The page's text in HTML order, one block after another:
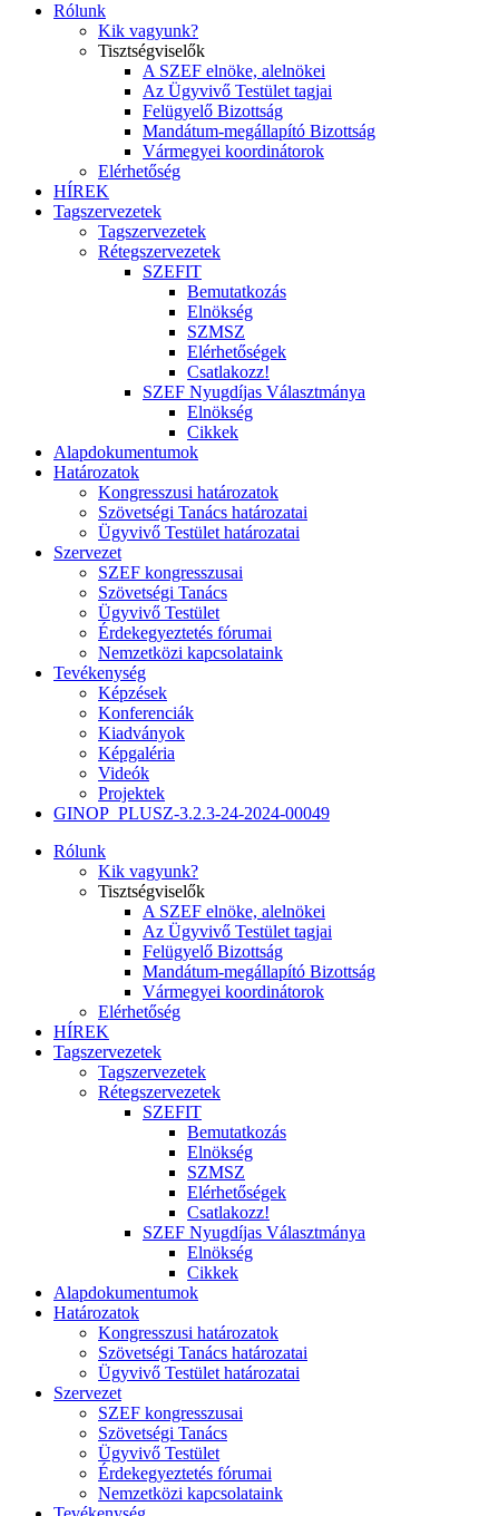
Rólunk
Kik vagyunk?
Tisztségviselők
A SZEF elnöke, alelnökei
Az Ügyvivő Testület tagjai
Felügyelő Bizottság
Mandátum-megállapító Bizottság
Vármegyei koordinátorok
Elérhetőség
HÍREK
Tagszervezetek
Tagszervezetek
Rétegszervezetek
SZEFIT
Bemutatkozás
Elnökség
SZMSZ
Elérhetőségek
Csatlakozz!
SZEF Nyugdíjas Választmánya
Elnökség
Cikkek
Alapdokumentumok
Határozatok
Kongresszusi határozatok
Szövetségi Tanács határozatai
Ügyvivő Testület határozatai
Szervezet
SZEF kongresszusai
Szövetségi Tanács
Ügyvivő Testület
Érdekegyeztetés fórumai
Nemzetközi kapcsolataink
Tevékenység
Képzések
Konferenciák
Kiadványok
Képgaléria
Videók
Projektek
GINOP_PLUSZ-3.2.3-24-2024-00049
Rólunk
Kik vagyunk?
Tisztségviselők
A SZEF elnöke, alelnökei
Az Ügyvivő Testület tagjai
Felügyelő Bizottság
Mandátum-megállapító Bizottság
Vármegyei koordinátorok
Elérhetőség
HÍREK
Tagszervezetek
Tagszervezetek
Rétegszervezetek
SZEFIT
Bemutatkozás
Elnökség
SZMSZ
Elérhetőségek
Csatlakozz!
SZEF Nyugdíjas Választmánya
Elnökség
Cikkek
Alapdokumentumok
Határozatok
Kongresszusi határozatok
Szövetségi Tanács határozatai
Ügyvivő Testület határozatai
Szervezet
SZEF kongresszusai
Szövetségi Tanács
Ügyvivő Testület
Érdekegyeztetés fórumai
Nemzetközi kapcsolataink